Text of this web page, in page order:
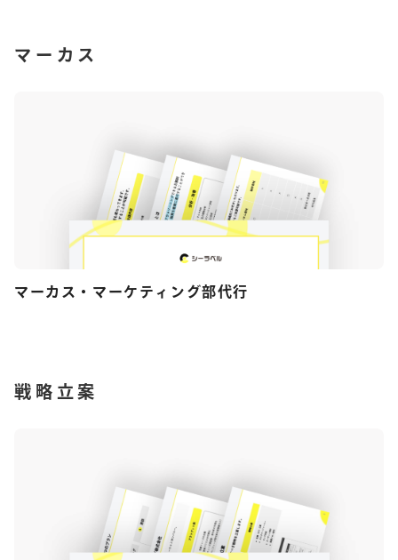
マーカス
マーカス・マーケティング部代行
戦略立案